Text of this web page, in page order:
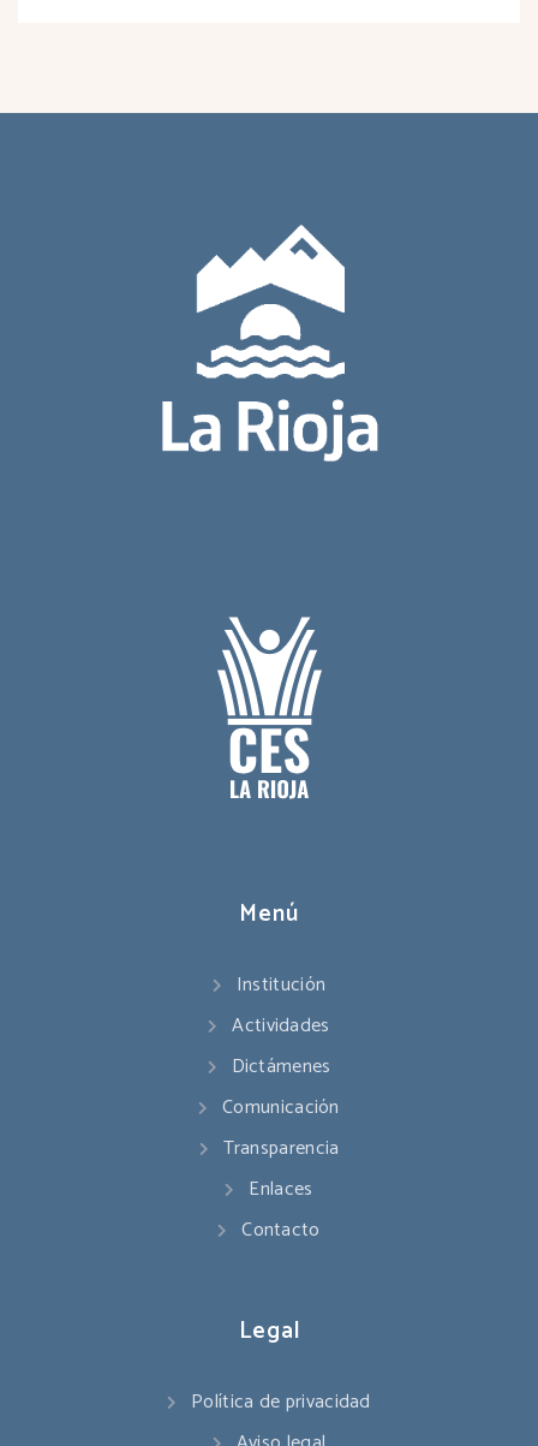
Menú
Institución
Actividades
Dictámenes
Comunicación
Transparencia
Enlaces
Contacto
Legal
Política de privacidad